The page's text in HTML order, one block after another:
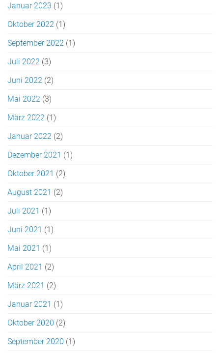
Januar 2023 (1)
Oktober 2022 (1)
September 2022 (1)
Juli 2022 (3)
Juni 2022 (2)
Mai 2022 (3)
März 2022 (1)
Januar 2022 (2)
Dezember 2021 (1)
Oktober 2021 (2)
August 2021 (2)
Juli 2021 (1)
Juni 2021 (1)
Mai 2021 (1)
April 2021 (2)
März 2021 (2)
Januar 2021 (1)
Oktober 2020 (2)
September 2020 (1)